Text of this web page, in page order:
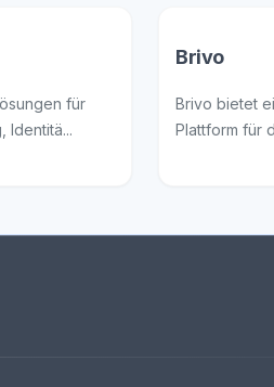
für
Identitä...
Brivo
Brivo bietet
Plattform für